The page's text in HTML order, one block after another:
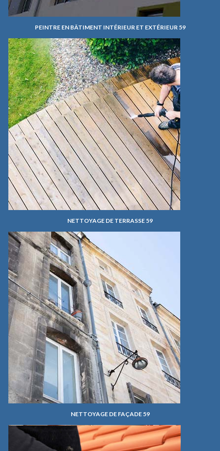
PEINTRE EN BÂTIMENT INTÉRIEUR ET EXTÉRIEUR 59
NETTOYAGE DE TERRASSE 59
NETTOYAGE DE FAÇADE 59